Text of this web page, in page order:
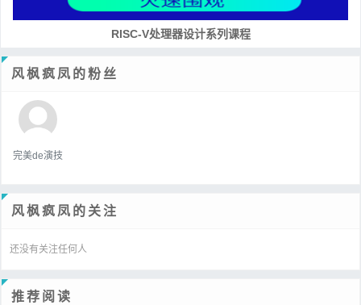
RISC-V处理器设计系列课程
风枫疯凤的粉丝
完美de演技
风枫疯凤的关注
还没有关注任何人
推荐阅读